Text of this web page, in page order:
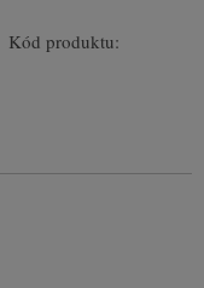
Kód produktu: